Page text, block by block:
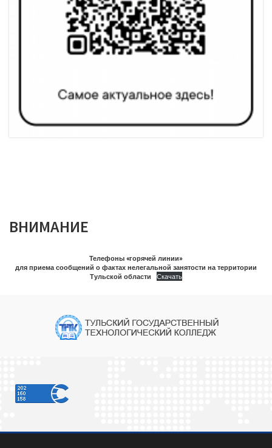
ВНИМАНИЕ
Телефоны «горячей линии»
для приема сообщений о фактах нелегальной занятости на территории
Тульской области
Скачать